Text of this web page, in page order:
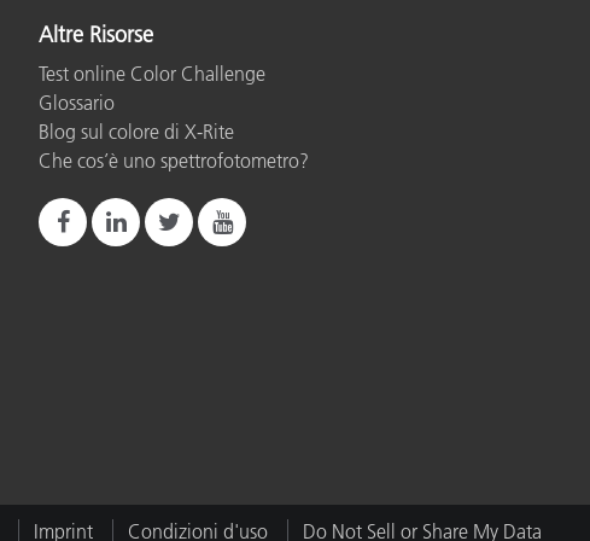
Altre Risorse
Test online Color Challenge
Glossario
Blog sul colore di X-Rite
Che cos’è uno spettrofotometro?
Imprint Condizioni d'uso Do Not Sell or Share My Data